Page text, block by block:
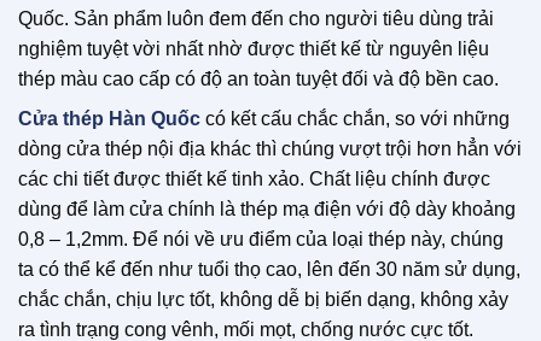
Quốc. Sản phẩm luôn đem đến cho người tiêu dùng trải
nghiệm tuyệt vời nhất nhờ được thiết kế từ nguyên liệu
thép màu cao cấp có độ an toàn tuyệt đối và độ bền cao.
Cửa thép Hàn Quốc có kết cấu chắc chắn, so với những
dòng cửa thép nội địa khác thì chúng vượt trội hơn hẳn với
các chi tiết được thiết kế tinh xảo. Chất liệu chính được
dùng để làm cửa chính là thép mạ điện với độ dày khoảng
0,8 – 1,2mm. Để nói về ưu điểm của loại thép này, chúng
ta có thể kể đến như tuổi thọ cao, lên đến 30 năm sử dụng,
chắc chắn, chịu lực tốt, không dễ bị biến dạng, không xảy
ra tình trạng cong vênh, mối mọt, chống nước cực tốt.